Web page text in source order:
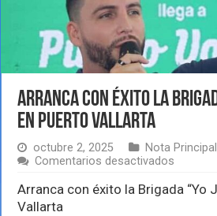
Arranca con éxito la
en Puerto Vallarta
octubre 2, 2025 Nota Principal
Comentarios desactivados
con
Arranca con éxito la Brigada “Yo
Vallarta